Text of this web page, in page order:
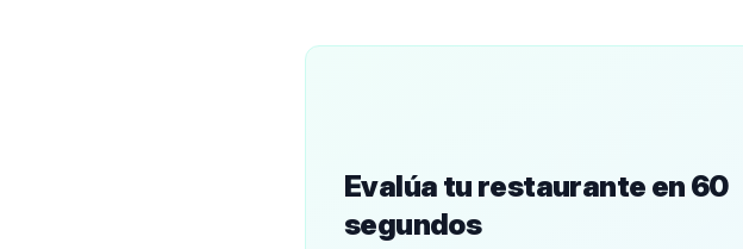
Evalúa tu restaurante en 60
segundos